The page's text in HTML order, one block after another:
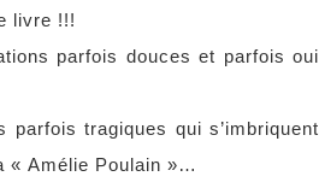
livre !!!
parfois douces et parfois oui
tragiques qui s’imbriquent
« Amélie Poulain »…